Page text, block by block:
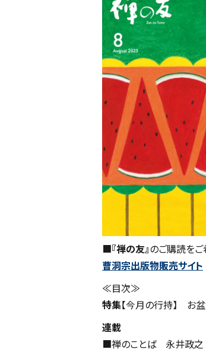
■『禅の友』のご購読をご
曹洞宗出版物販売サイト
≪目次≫
特集【今月の行持】
連載
■禅のことば 永井政之